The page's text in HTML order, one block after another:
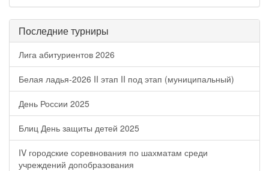
Последние турниры
Лига абитуриентов 2026
Белая ладья-2026 II этап II под этап (муниципальный)
День России 2025
Блиц День защиты детей 2025
IV городские соревнования по шахматам среди
учреждений допобразования